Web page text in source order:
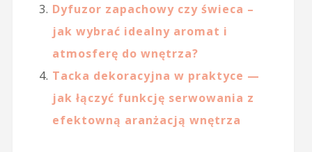
Dyfuzor zapachowy czy świeca –
jak wybrać idealny aromat i
atmosferę do wnętrza?
Tacka dekoracyjna w praktyce —
jak łączyć funkcję serwowania z
efektowną aranżacją wnętrza